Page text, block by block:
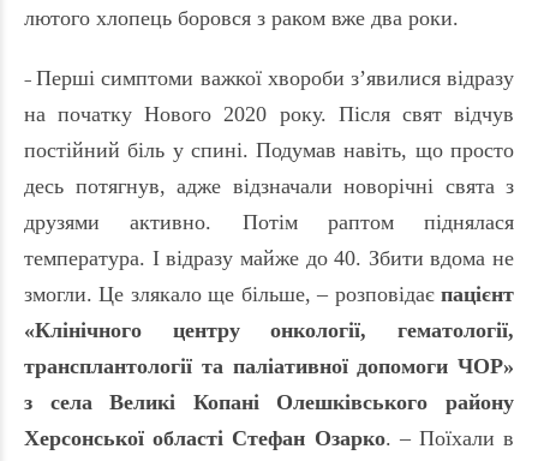
лютого хлопець боровся з раком вже два роки.
–Перші симптоми важкої хвороби з’явилися відразу
на початку Нового 2020 року. Після свят відчув
постійний біль у спині. Подумав навіть, що просто
десь потягнув, адже відзначали новорічні свята з
друзями активно. Потім раптом піднялася
температура. І відразу майже до 40. Збити вдома не
змогли. Це злякало ще більше, – розповідає пацієнт
«Клінічного центру онкології, гематології,
трансплантології та паліативної допомоги ЧОР»
з села Великі Копані Олешківського району
Херсонської області Стефан Озарко. – Поїхали в